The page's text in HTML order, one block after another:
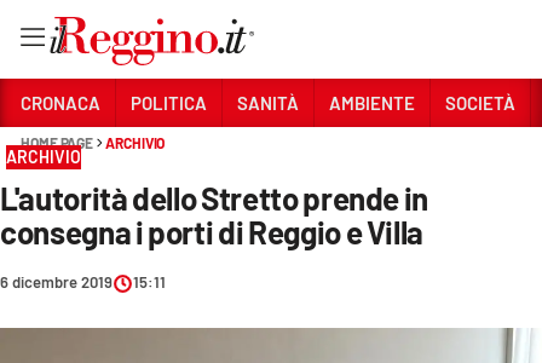
Sezioni
CRONACA
POLITICA
CRONACA POLITICA SANITÀ AMBIENTE SOCIETÀ
HOME PAGE ARCHIVIO
ARCHIVIO
L'autorità dello Stretto prende in
consegna i porti di Reggio e Villa
6 dicembre 2019 15:11